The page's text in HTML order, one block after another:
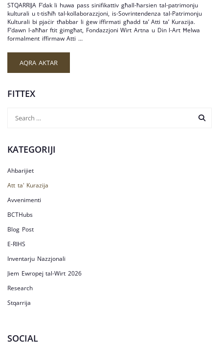
STQARRIJA F’dak li huwa pass sinifikattiv għall-ħarsien tal-patrimonju
kulturali u t-tisħiħ tal-kollaborazzjoni, is-Sovrintendenza tal-Patrimonju
Kulturali bi pjaċir tħabbar li ġew iffirmati għadd ta’ Atti ta’ Kurazija.
F’dawn l-aħħar ftit ġimgħat, Fondazzjoni Wirt Artna u Din l-Art Ħelwa
formalment iffirmaw Atti …
AQRA AKTAR
FITTEX
KATEGORIJI
Ahbarijiet
Att ta' Kurazija
Avvenimenti
BCTHubs
Blog Post
E-RIHS
Inventarju Nazzjonali
Jiem Ewropej tal-Wirt 2026
Research
Stqarrija
SOCIAL